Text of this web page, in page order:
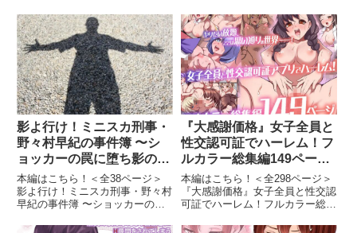
楽部nymphomania14〜レオナ、
ファンクラブオフ会で××され
る。 画像1nymphomania14〜
レ...
毬ドスケベ合同誌『てまニーでイ
こう！』 画像1月村手毬ドスケベ
合同誌『てまニーでイこう！』
画像2月村手毬ドスケベ合同誌...
影よ行け！ミニスカ刑事・
野々村早紀の事件簿 〜シ
ョッカーの罠に堕ち影の分
身ベルスターと2人同時に
処女膜を突き破られる〜｜
YAMATO｜無料エロ漫画
しろもも倶楽部
本編はこちら！＜全38ページ＞
影よ行け！ミニスカ刑事・野々村
早紀の事件簿 〜ショッカーの罠
同時に処女膜を突き破られる〜｜
『大感謝価格』女子全員と
性交認可証でハーレム！フ
ルカラー総集編149ページ
｜DLメイト｜無料エロ漫
画しろもも倶楽部
本編はこちら！＜全298ページ＞
『大感謝価格』女子全員と性交認
可証でハーレム！フルカラー総集
ロ漫画しろもも倶楽部『大感謝価